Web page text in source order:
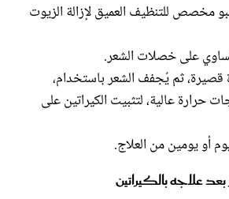
مخصص للتنظيف العميق لإزالة الزيوت
على خصلات الشعر.
قصيرة، ثم يُجفف الشعر باستخدام،
حرارة عالية، لتثبيت الكيراتين على
أو يومين من العلاج.
بعد علاجه بالكيراتين